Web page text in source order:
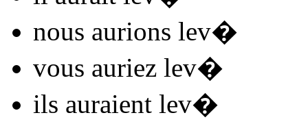
nous aurions lev�
vous auriez lev�
ils auraient lev�